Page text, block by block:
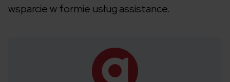
wsparcie w formie usług assistance.